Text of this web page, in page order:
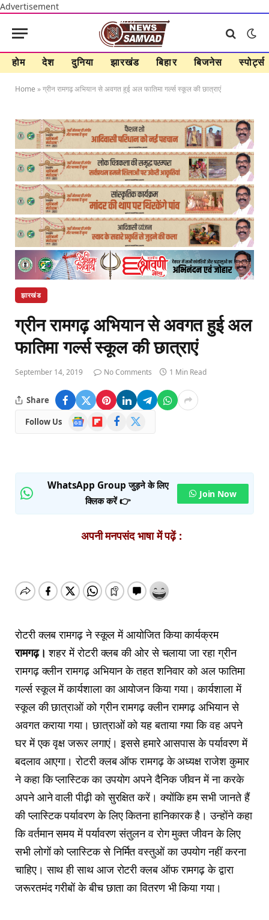
Advertisement
होम देश दुनिया झारखंड बिहार बिजनेस स्पोर्ट्स
Home »ग्रीन रामगढ़ अभियान से अवगत हुई अल फातिमा गर्ल्स स्कूल की छात्राएं
झारखंड
ग्रीन रामगढ़ अभियान से अवगत हुई अल
फातिमा गर्ल्स स्कूल की छात्राएं
September 14, 2019 No Comments 1 Min Read
Share
Follow Us
Google
News
FlipboardFacebook
WhatsApp Group जुड़ने के लिए
क्लिक करें 👉
Join Now
अपनी मनपसंद भाषा में पढ़ें :
रोटरी क्लब रामगढ़ ने स्कूल में आयोजित किया कार्यक्रम
रामगढ़। शहर में रोटरी क्लब की ओर से चलाया जा रहा ग्रीन
रामगढ़ क्लीन रामगढ़ अभियान के तहत शनिवार को अल फातिमा
गर्ल्स स्कूल में कार्यशाला का आयोजन किया गया। कार्यशाला में
स्कूल की छात्राओं को ग्रीन रामगढ़ क्लीन रामगढ़ अभियान से
अवगत कराया गया। छात्राओं को यह बताया गया कि वह अपने
घर में एक वृक्ष जरूर लगाएं। इससे हमारे आसपास के पर्यावरण में
बदलाव आएगा। रोटरी क्लब ऑफ रामगढ़ के अध्यक्ष राजेश कुमार
ने कहा कि प्लास्टिक का उपयोग अपने दैनिक जीवन में ना करके
अपने आने वाली पीढ़ी को सुरक्षित करें। क्योंकि हम सभी जानते हैं
की प्लास्टिक पर्यावरण के लिए कितना हानिकारक है। उन्होंने कहा
कि वर्तमान समय में पर्यावरण संतुलन व रोग मुक्त जीवन के लिए
सभी लोगों को प्लास्टिक से निर्मित वस्तुओं का उपयोग नहीं करना
चाहिए। साथ ही साथ आज रोटरी क्लब ऑफ रामगढ़ के द्वारा
जरूरतमंद गरीबों के बीच छाता का वितरण भी किया गया।